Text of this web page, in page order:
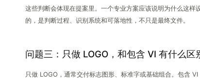
这些判断会体现在提案里。一个专业方案应该说明为什么这样
的，是判断过程、识别系统和可落地性，不只是最终文件。
问题三：只做 LOGO，和包含 VI 有什么区
只做 LOGO，通常交付标志图形、标准字或基础组合。包含